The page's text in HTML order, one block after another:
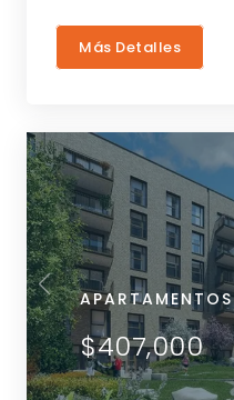
Más Detalles
APARTAMENTOS
$407,000